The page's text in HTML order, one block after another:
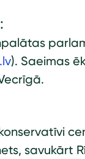
). Saeimas
savukārt